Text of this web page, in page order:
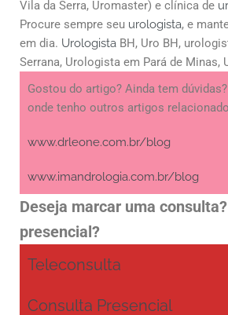
Vila da Serra, Uromaster) e clínica de
Procure sempre seu urologista, e
em dia. Urologista BH, Uro BH,
Serrana, Urologista em Pará de Minas,
Gostou do artigo? Ainda tem
onde tenho outros artigos
www.drleone.com.br/blog
www.imandrologia.com.br/blog
Deseja marcar uma
presencial?
Teleconsulta
Consulta Presencial